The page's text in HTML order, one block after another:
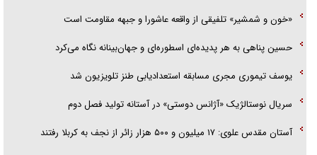
«خون و شمشیر» تلفیقی از واقعه عاشورا و جبهه مقاومت است
حسین پناهی به هر پدیده‌ای اسطوره‌ای و جهان‌بینانه نگاه می‌کرد
یوسف تیموری مجری مسابقه استعدادیابی طنز تلویزیون شد
سریال نوستالژیک «آژانس دوستی» در آستانه تولید فصل دوم
آستان مقدس علوی: ۱۷ میلیون و ۵۰۰ هزار زائر از نجف به کربلا رفتند